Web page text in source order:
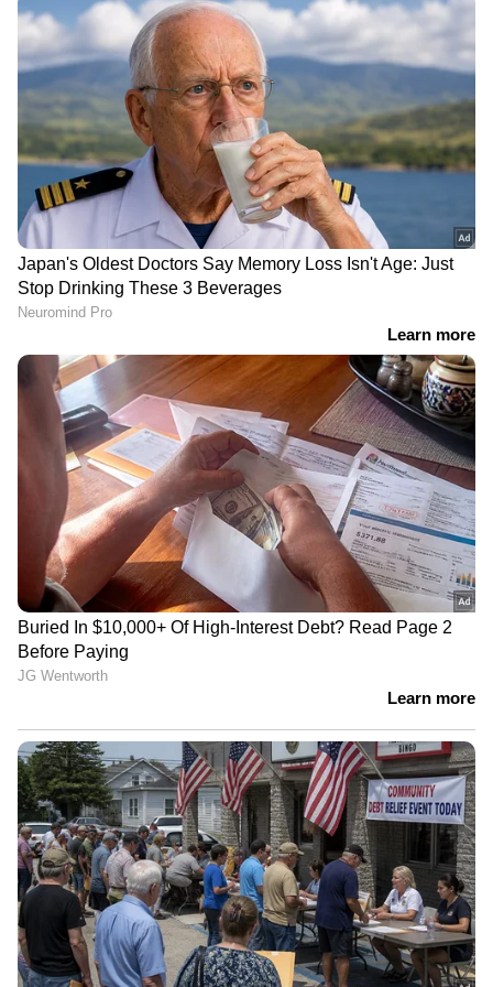
ഏഷ്യാനെറ്റ് ന്യൂസ് ലൈവ് കാണാന്‍ ഇവിടെ
ക്ലിക് ചെയ്യുക
ക്രിസ് ഗെയ്‌ലെന്ന
വൻമരവും വീണു, 29
പന്തിൽ 97 റൺസുമായി
വൈഭവ് സൂര്യവംശിയുടെ
'ആറാട്ട്; സർവ്വകാല
റെക്കോർഡ്
എലിമിനേറ്ററിൽ ആദ്യ
ജയം ഹൈദരാബാദിന്,
രാജസ്ഥാനെതിരെ
നിർണായക ടോസ് നേടി
പാറ്റ് കമിൻസ്; ഇരു ടീമിലും
LATEST VIDEOS
തപ്പിയത് ഹെൽമറ്റ് കള്ളനെ;
കിട്ടിയത് ബൈക്ക് മോഷ്ടാവിനെ
മണിക്കൂറിൽ ആറായിരം
വാഹനങ്ങൾ; ദുബായ് അൽ
കുദ്രയിലെ പാലം തുറന്നു